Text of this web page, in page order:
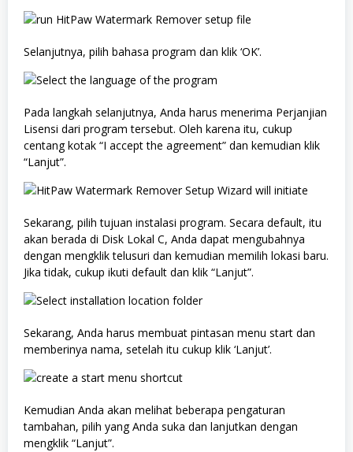
Selanjutnya, pilih bahasa program dan klik ‘OK’.
Pada langkah selanjutnya, Anda harus menerima Perjanjian
Lisensi dari program tersebut. Oleh karena itu, cukup
centang kotak “I accept the agreement” dan kemudian klik
“Lanjut”.
Sekarang, pilih tujuan instalasi program. Secara default, itu
akan berada di Disk Lokal C, Anda dapat mengubahnya
dengan mengklik telusuri dan kemudian memilih lokasi baru.
Jika tidak, cukup ikuti default dan klik “Lanjut”.
Sekarang, Anda harus membuat pintasan menu start dan
memberinya nama, setelah itu cukup klik ‘Lanjut’.
Kemudian Anda akan melihat beberapa pengaturan
tambahan, pilih yang Anda suka dan lanjutkan dengan
mengklik “Lanjut”.